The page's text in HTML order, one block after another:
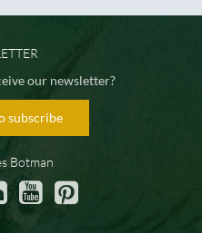
our newsletter?
subscribe
Botman